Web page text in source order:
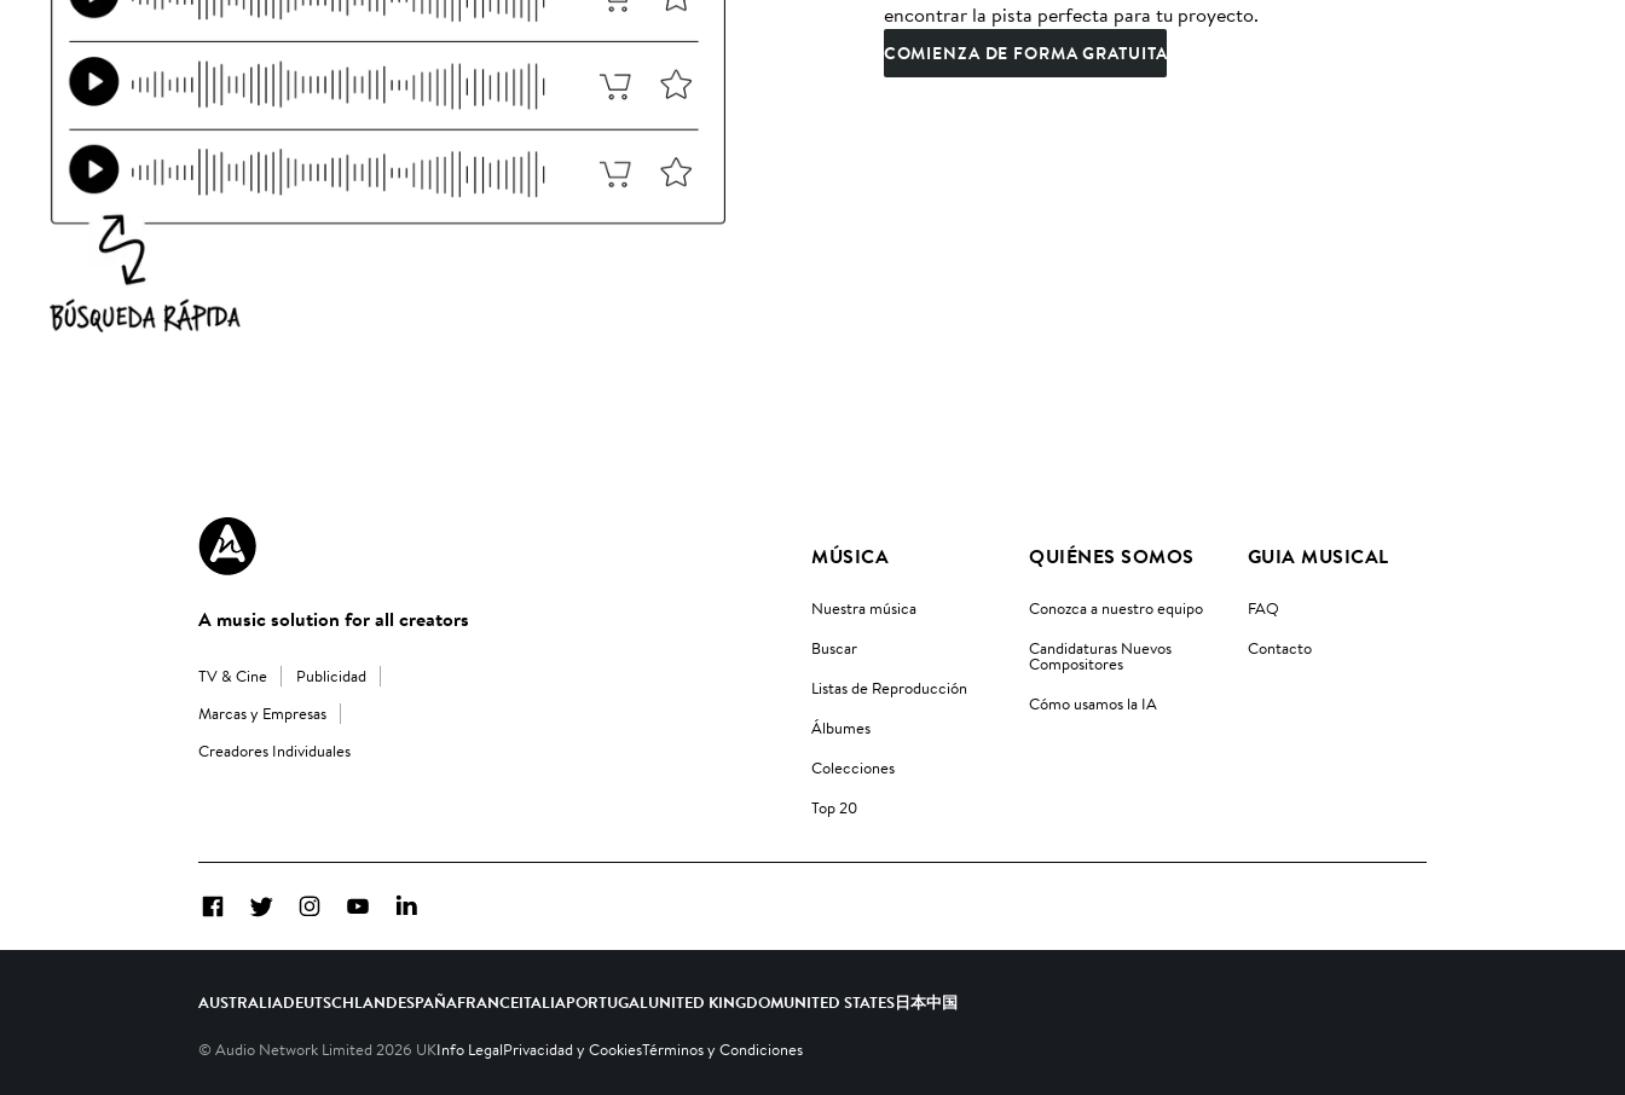
encontrar la pista perfecta para tu proyecto.
COMIENZA DE FORMA GRATUITA
A music solution for all creators
TV & Cine
Publicidad
Marcas y Empresas
Creadores Individuales
MÚSICA
Nuestra música
Buscar
Listas de Reproducción
Álbumes
Colecciones
Top 20
QUIÉNES SOMOS
Conozca a nuestro equipo
Candidaturas Nuevos
Compositores
Cómo usamos la IA
GUIA MUSICAL
FAQ
Contacto
FacebookTwitterInstagramYouTubeLinkedIn
AUSTRALIADEUTSCHLANDESPAÑAFRANCEITALIAPORTUGALUNITED KINGDOMUNITED STATES日本中国
© Audio Network Limited 2026 UKInfo LegalPrivacidad y CookiesTérminos y Condiciones